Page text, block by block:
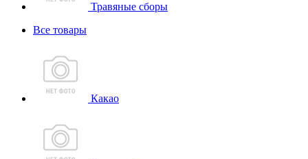
Травяные сборы
Все товары
Какао